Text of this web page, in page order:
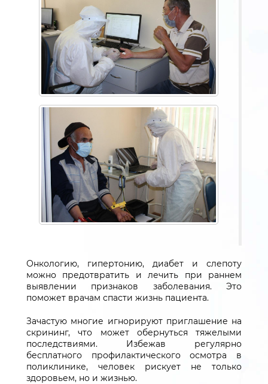
Онкологию, гипертонию, диабет и слепоту
можно предотвратить и лечить при раннем
выявлении признаков заболевания. Это
поможет врачам спасти жизнь пациента.
Зачастую многие игнорируют приглашение на
скрининг, что может обернуться тяжелыми
последствиями. Избежав регулярно
бесплатного профилактического осмотра в
поликлинике, человек рискует не только
здоровьем, но и жизнью.